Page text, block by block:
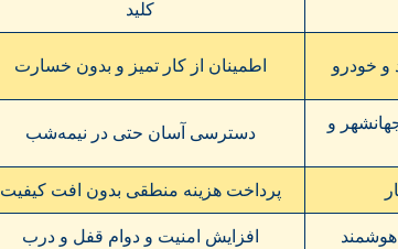
کلید
و خودرو اطمینان از کار تمیز و بدون خسارت
جهانشهر و
دسترسی آسان حتی در نیمه‌شب
پرداخت هزینه منطقی بدون افت کیفیت
هوشمند افزایش امنیت و دوام قفل و درب